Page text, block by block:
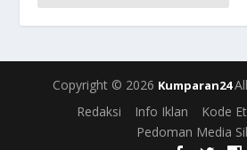
Copyright © 2026 Kumparan24
Redaksi
Info Iklan
Kode
Pedoman Media